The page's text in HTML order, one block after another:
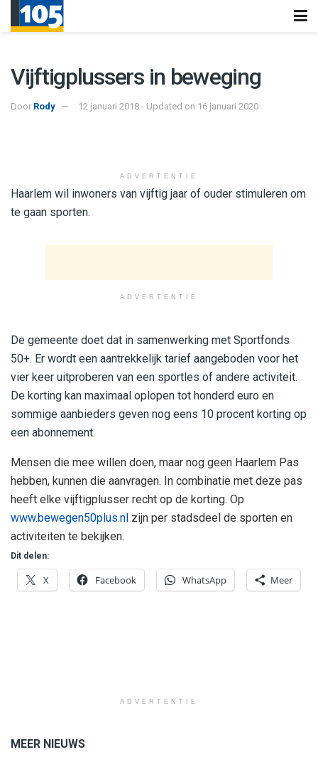
Vijftigplussers in beweging
Door Rody 12 januari 2018 - Updated on 16 januari 2020
ADVERTENTIE
Haarlem wil inwoners van vijftig jaar of ouder stimuleren om
te gaan sporten.
ADVERTENTIE
De gemeente doet dat in samenwerking met Sportfonds
50+. Er wordt een aantrekkelijk tarief aangeboden voor het
vier keer uitproberen van een sportles of andere activiteit.
De korting kan maximaal oplopen tot honderd euro en
sommige aanbieders geven nog eens 10 procent korting op
een abonnement.
Mensen die mee willen doen, maar nog geen Haarlem Pas
hebben, kunnen die aanvragen. In combinatie met deze pas
heeft elke vijftigplusser recht op de korting. Op
www.bewegen50plus.nl zijn per stadsdeel de sporten en
activiteiten te bekijken.
Dit delen:
X Facebook WhatsApp Meer
ADVERTENTIE
MEER NIEUWS